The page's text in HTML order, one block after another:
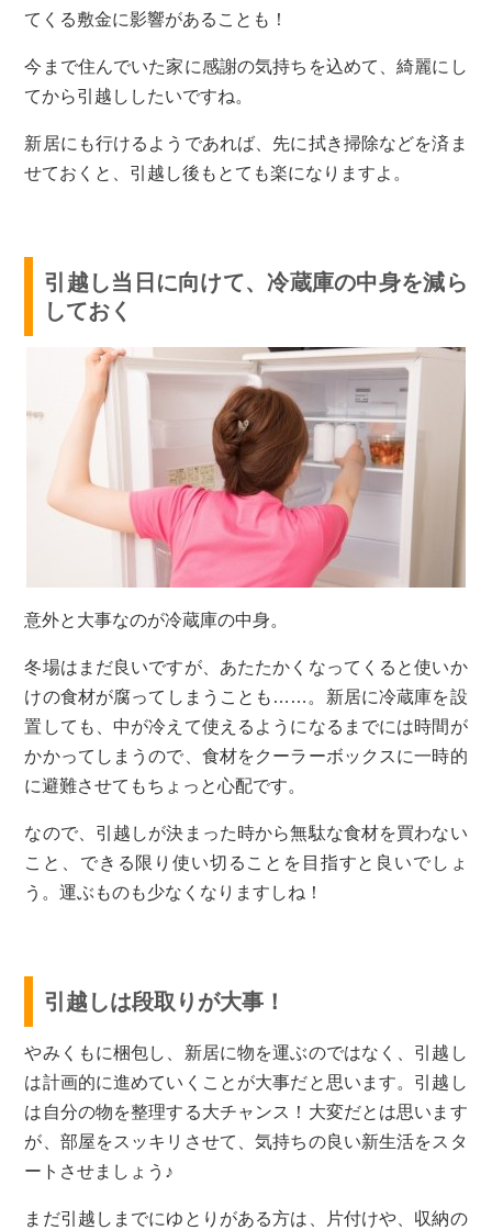
てくる敷金に影響があることも！
今まで住んでいた家に感謝の気持ちを込めて、綺麗にし
てから引越ししたいですね。
新居にも行けるようであれば、先に拭き掃除などを済ま
せておくと、引越し後もとても楽になりますよ。
引越し当日に向けて、冷蔵庫の中身を減ら
しておく
意外と大事なのが冷蔵庫の中身。
冬場はまだ良いですが、あたたかくなってくると使いか
けの食材が腐ってしまうことも……。新居に冷蔵庫を設
置しても、中が冷えて使えるようになるまでには時間が
かかってしまうので、食材をクーラーボックスに一時的
に避難させてもちょっと心配です。
なので、引越しが決まった時から無駄な食材を買わない
こと、できる限り使い切ることを目指すと良いでしょ
う。運ぶものも少なくなりますしね！
引越しは段取りが大事！
やみくもに梱包し、新居に物を運ぶのではなく、引越し
は計画的に進めていくことが大事だと思います。引越し
は自分の物を整理する大チャンス！大変だとは思います
が、部屋をスッキリさせて、気持ちの良い新生活をスタ
ートさせましょう♪
まだ引越しまでにゆとりがある方は、片付けや、収納の